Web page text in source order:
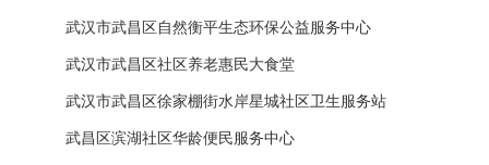
武汉市武昌区自然衡平生态环保公益服务中心
武汉市武昌区社区养老惠民大食堂
武汉市武昌区徐家棚街水岸星城社区卫生服务站
武昌区滨湖社区华龄便民服务中心